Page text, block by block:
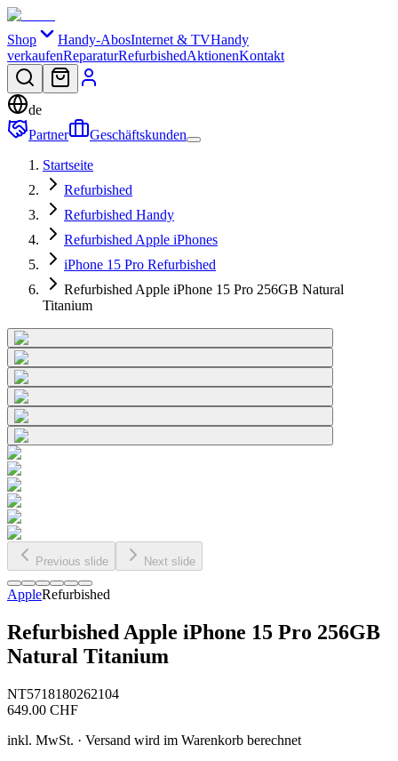
Shop Handy-AbosInternet & TVHandy
verkaufenReparaturRefurbishedAktionenKontakt
de
Partner
Geschäftskunden
Startseite
Refurbished
Refurbished Handy
Refurbished Apple iPhones
iPhone 15 Pro Refurbished
Refurbished Apple iPhone 15 Pro 256GB Natural
Titanium
Previous slide Next slide
AppleRefurbished
Refurbished Apple iPhone 15 Pro 256GB
Natural Titanium
NT5718180262104
649.00 CHF
inkl. MwSt. · Versand wird im Warenkorb berechnet